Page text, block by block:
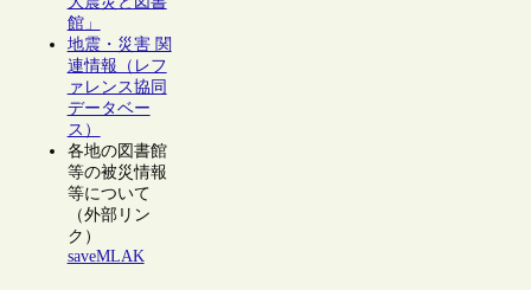
館」
地震・災害 関
連情報（レフ
ァレンス協同
データベー
ス）
各地の図書館
等の被災情報
等について
（外部リン
ク）
saveMLAK